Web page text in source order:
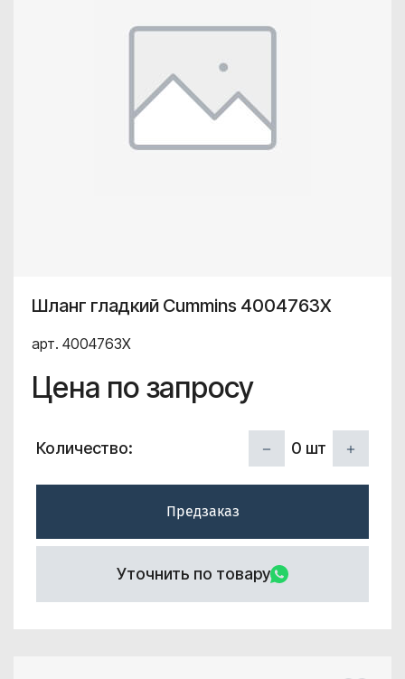
Шланг гладкий Cummins 4004763X
арт. 4004763X
Цена по запросу
Количество: 0 шт
Предзаказ
Уточнить по товару